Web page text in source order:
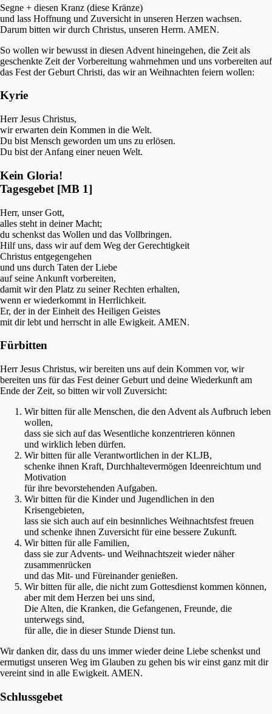
Segne + diesen Kranz (diese Kränze)
und lass Hoffnung und Zuversicht in unseren Herzen wachsen.
Darum bitten wir durch Christus, unseren Herrn. AMEN.
So wollen wir bewusst in diesen Advent hineingehen, die Zeit als
geschenkte Zeit der Vorbereitung wahrnehmen und uns vorbereiten auf
das Fest der Geburt Christi, das wir an Weihnachten feiern wollen:
Kyrie
Herr Jesus Christus,
wir erwarten dein Kommen in die Welt.
Du bist Mensch geworden um uns zu erlösen.
Du bist der Anfang einer neuen Welt.
Kein Gloria!
Tagesgebet [MB 1]
Herr, unser Gott,
alles steht in deiner Macht;
du schenkst das Wollen und das Vollbringen.
Hilf uns, dass wir auf dem Weg der Gerechtigkeit
Christus entgegengehen
und uns durch Taten der Liebe
auf seine Ankunft vorbereiten,
damit wir den Platz zu seiner Rechten erhalten,
wenn er wiederkommt in Herrlichkeit.
Er, der in der Einheit des Heiligen Geistes
mit dir lebt und herrscht in alle Ewigkeit. AMEN.
Fürbitten
Herr Jesus Christus, wir bereiten uns auf dein Kommen vor, wir
bereiten uns für das Fest deiner Geburt und deine Wiederkunft am
Ende der Zeit, so bitten wir voll Zuversicht:
Wir bitten für alle Menschen, die den Advent als Aufbruch leben
wollen,
dass sie sich auf das Wesentliche konzentrieren können
und wirklich leben dürfen.
Wir bitten für alle Verantwortlichen in der KLJB,
schenke ihnen Kraft, Durchhaltevermögen Ideenreichtum und
Motivation
für ihre bevorstehenden Aufgaben.
Wir bitten für die Kinder und Jugendlichen in den
Krisengebieten,
lass sie sich auch auf ein besinnliches Weihnachtsfest freuen
und schenke ihnen Zuversicht für eine bessere Zukunft.
Wir bitten für alle Familien,
dass sie zur Advents- und Weihnachtszeit wieder näher
zusammenrücken
und das Mit- und Füreinander genießen.
Wir bitten für alle, die nicht zum Gottesdienst kommen können,
aber mit dem Herzen bei uns sind,
Die Alten, die Kranken, die Gefangenen, Freunde, die
unterwegs sind,
für alle, die in dieser Stunde Dienst tun.
Wir danken dir, dass du uns immer wieder deine Liebe schenkst und
ermutigst unseren Weg im Glauben zu gehen bis wir einst ganz mit dir
vereint sind in alle Ewigkeit. AMEN.
Schlussgebet